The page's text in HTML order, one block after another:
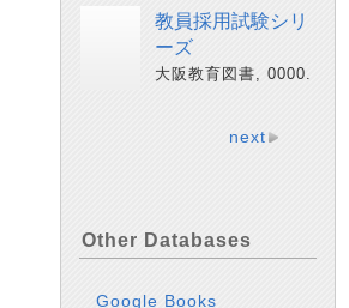
教員採用試験シリ
ーズ
大阪教育図書, 0000.
next
Other Databases
Google Books